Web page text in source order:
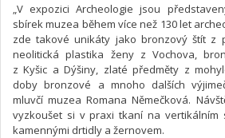
„V expozici Archeologie jsou
sbírek muzea během více než 130 let
zde takové unikáty jako bronzový štít z
neolitická plastika ženy z Vochova,
z Kyšic a Dýšiny, zlaté předměty z
doby bronzové a mnoho dalších
mluvčí muzea Romana Němečková.
vyzkoušet si v praxi tkaní na vertikálním
kamennými drtidly a žernovem.